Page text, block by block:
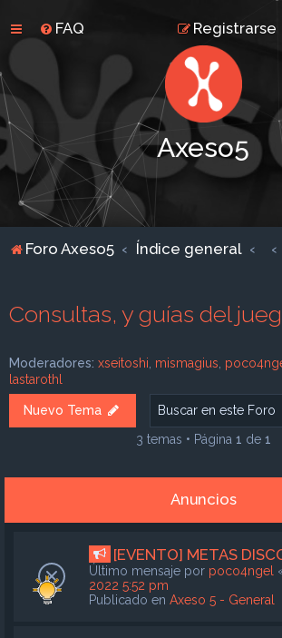
FAQ Registrarse
Axeso5
Foro Axeso5 Índice general
Consultas, y guías del
Moderadores: xseitoshi mismagius
lastarothl
Nuevo Tema
3 temas • Página 1 de 1
Anuncios
[EVENTO] METAS
Último mensaje por poco4ngel
2022 5:52 pm
Publicado en Axeso 5 - General